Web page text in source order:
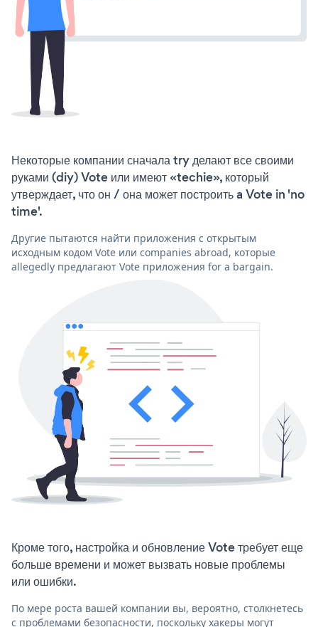
Некоторые компании сначала try делают все своими
руками (diy) Vote или имеют «techie», который
утверждает, что он / она может построить a Vote in 'no
time'.
Другие пытаются найти приложения с открытым
исходным кодом Vote или companies abroad, которые
allegedly предлагают Vote приложения for a bargain.
Кроме того, настройка и обновление Vote требует еще
больше времени и может вызвать новые проблемы
или ошибки.
По мере роста вашей компании вы, вероятно, столкнетесь
с проблемами безопасности, поскольку хакеры могут